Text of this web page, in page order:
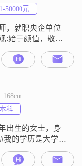
50000元
，就职央企单位
:始于颜值，敬于
久于善良，终于
168cm
科
出生的女士，身
我的学历是大学本
在泰州，月收入
间##3002##在性